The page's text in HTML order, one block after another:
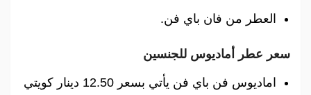
العطر من فان باي فن.
سعر عطر أماديوس للجنسين
اماديوس فن باي فن يأتي بسعر 12.50 دينار كويتي